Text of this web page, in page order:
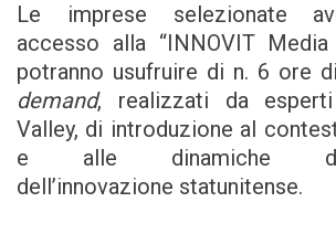
Le imprese selezionate
accesso alla “INNOVIT
potranno usufruire di n. 6 ore
demand, realizzati da
Valley, di introduzione al
e alle dinamiche
dell’innovazione statunitense.